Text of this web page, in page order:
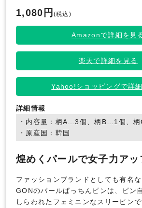
1,080円 (税込)
Amazonで詳細を見
楽天で詳細を見る
Yahoo!ショッピングで詳
詳細情報
・内容量：柄A…3個、柄B…1個、
・原産国：韓国
煌めくパールで女子力アッ
ファッションブランドとしても有名
GONのパールぱっちんピンは、ピン
しらわれたフェミニンなスリーピン